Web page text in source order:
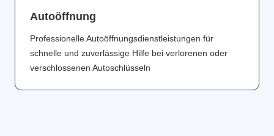
Аutoöffnung
Professionelle Autoöffnungsdienstleistungen für
schnelle und zuverlässige Hilfe bei verlorenen oder
verschlossenen Autoschlüsseln